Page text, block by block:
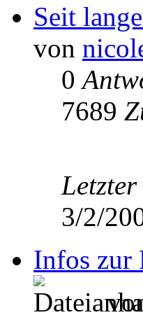
Seit
von
0
7689
3/2/
Infos zur